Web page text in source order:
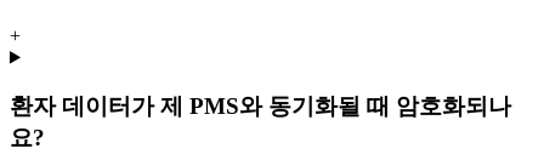
+
환자 데이터가 제 PMS와 동기화될 때 암호화되나
요?